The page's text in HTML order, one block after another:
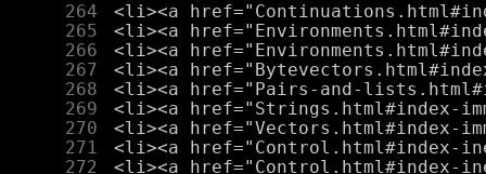
    264
    265
    266
    267
    268
    269
    270
    271
    272